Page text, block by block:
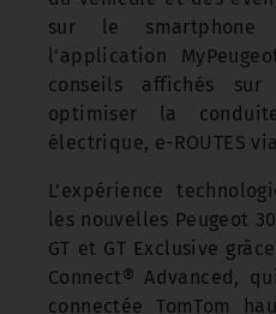
sur le smartphone
l'application
conseils affichés
optimiser la
électrique, e-ROUTES
L’expérience
les nouvelles Peugeot
GT et GT Exclusive
Connect® Advanced,
connectée TomTom